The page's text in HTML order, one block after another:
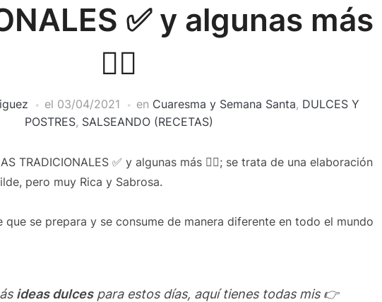
✅ y algunas más
👌🏻
el 03/04/2021 en Cuaresma y Semana Santa, DULCES Y
POSTRES, SALSEANDO (RECETAS)
TRADICIONALES ✅ y algunas más 👌🏻; se trata de una elaboración
pero muy Rica y Sabrosa.
que se prepara y se consume de manera diferente en todo el mundo
ideas dulcespara estos días, aquí tienes todas mis 👉